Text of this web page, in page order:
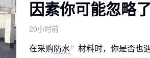
因素你可能忽略
20小时前
在采购 防水
材料时，你是否也